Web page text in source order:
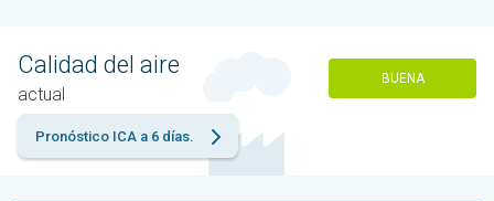
Calidad del aire
actual
BUENA
Pronóstico ICA a 6 días.